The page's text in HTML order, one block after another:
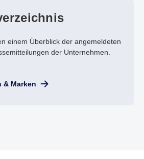
einem Überblick der angemeldeten
der Unternehmen.
& Marken